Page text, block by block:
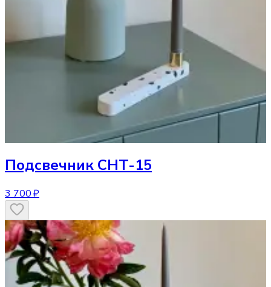
Подсвечник CHT-15
3 700 ₽